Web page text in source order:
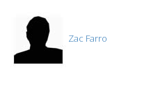
Zac Farro